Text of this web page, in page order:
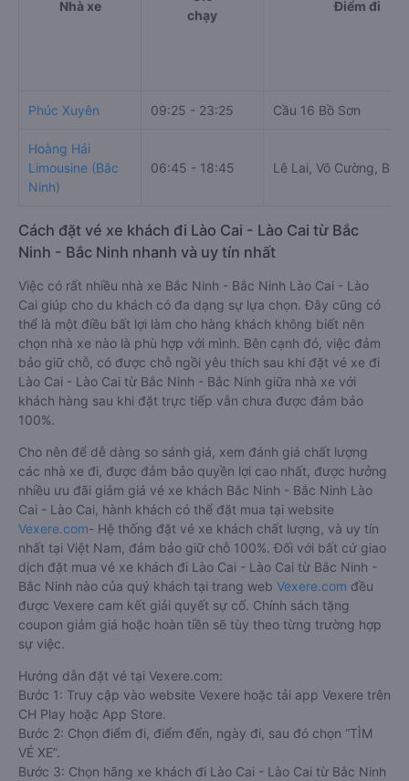
Nhà xe
chạy
Điểm đi
Phúc Xuyên 09:25 - 23:25 Cầu 16 Bồ Sơn
Hoàng Hải
Limousine (Bắc
Ninh)
06:45 - 18:45 Lê Lai, Võ Cường, Bắc
Cách đặt vé xe khách đi Lào Cai - Lào Cai từ Bắc
Ninh - Bắc Ninh nhanh và uy tín nhất
Việc có rất nhiều nhà xe Bắc Ninh - Bắc Ninh Lào Cai - Lào
Cai giúp cho du khách có đa dạng sự lựa chọn. Đây cũng có
thể là một điều bất lợi làm cho hàng khách không biết nên
chọn nhà xe nào là phù hợp với mình. Bên cạnh đó, việc đảm
bảo giữ chỗ, có được chỗ ngồi yêu thích sau khi đặt vé xe đi
Lào Cai - Lào Cai từ Bắc Ninh - Bắc Ninh giữa nhà xe với
khách hàng sau khi đặt trực tiếp vẫn chưa được đảm bảo
100%.
Cho nên để dễ dàng so sánh giá, xem đánh giá chất lượng
các nhà xe đi, được đảm bảo quyền lợi cao nhất, được hưởng
nhiều ưu đãi giảm giá vé xe khách Bắc Ninh - Bắc Ninh Lào
Cai - Lào Cai, hành khách có thể đặt mua tại website
Vexere.com- Hệ thống đặt vé xe khách chất lượng, và uy tín
nhất tại Việt Nam, đảm bảo giữ chỗ 100%. Đối với bất cứ giao
dịch đặt mua vé xe khách đi Lào Cai - Lào Cai từ Bắc Ninh -
Bắc Ninh nào của quý khách tại trang web Vexere.com đều
được Vexere cam kết giải quyết sự cố. Chính sách tặng
coupon giảm giá hoặc hoàn tiền sẽ tùy theo từng trường hợp
sự việc.
Hướng dẫn đặt vé tại Vexere.com:
Bước 1: Truy cập vào website Vexere hoặc tải app Vexere trên
CH Play hoặc App Store.
Bước 2: Chọn điểm đi, điểm đến, ngày đi, sau đó chọn “TÌM
VÉ XE”.
Bước 3: Chọn hãng xe khách đi Lào Cai - Lào Cai từ Bắc Ninh